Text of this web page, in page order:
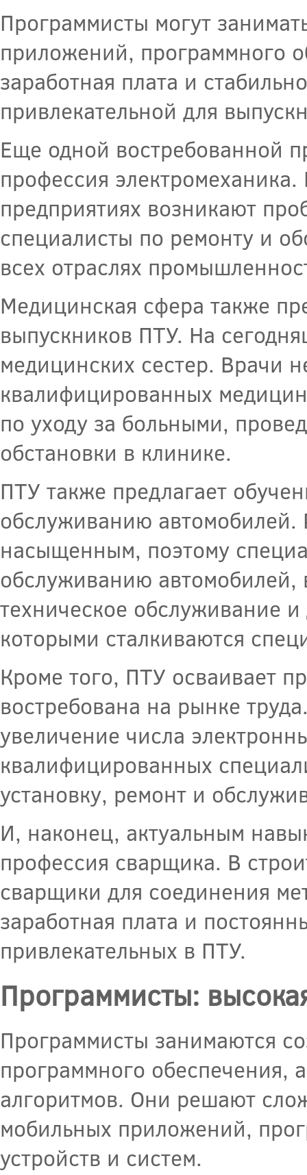
Программисты могут
приложений, программного
заработная плата и
привлекательной для
Еще одной востребованной
профессия
предприятиях возникают
специалисты по ремонту и
всех отраслях
Медицинская сфера также
выпускников ПТУ. На
медицинских сестер. Врачи
квалифицированных
по уходу за больными,
обстановки в клинике.
ПТУ также предлагает
обслуживанию автомобилей.
насыщенным, поэтому
обслуживанию автомобилей,
техническое обслуживание
которыми сталкиваются
Кроме того, ПТУ осваивает
востребована на рынке
увеличение числа
квалифицированных
установку, ремонт и
И, наконец, актуальным
профессия сварщика. В
сварщики для соединения
заработная плата и
привлекательных в ПТУ.
Программисты:
Программисты занимаются
программного обеспечения,
алгоритмов. Они решают
мобильных приложений,
устройств и систем.